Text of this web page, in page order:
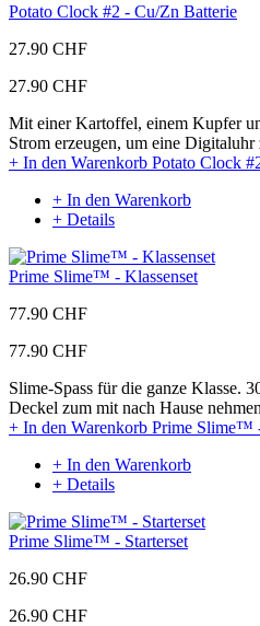
Potato Clock #2 - Cu/Zn Batterie
27.90 CHF
27.90 CHF
Mit einer Kartoffel, einem Kupfer
Strom erzeugen, um eine Digitaluhr
+ In den Warenkorb Potato Clock
+ In den Warenkorb
+ Details
Prime Slime™ - Klassenset
77.90 CHF
77.90 CHF
Slime-Spass für die ganze Klasse.
Deckel zum mit nach Hause
+ In den Warenkorb Prime Slime™
+ In den Warenkorb
+ Details
Prime Slime™ - Starterset
26.90 CHF
26.90 CHF